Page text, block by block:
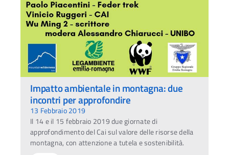
Impatto ambientale in montagna: due
incontri per approfondire
13 Febbraio 2019
Il 14 e il 15 febbraio 2019 due giornate di
approfondimento del Cai sul valore delle risorse della
montagna, con attenzione a tutela e sostenibilità.